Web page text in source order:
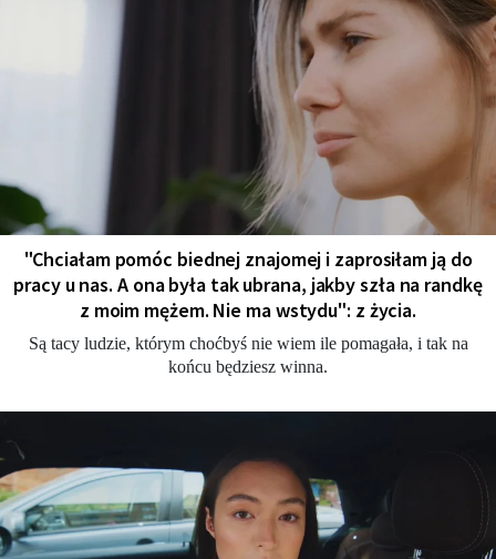
"Chciałam pomóc biednej znajomej i zaprosiłam ją do
pracy u nas. A ona była tak ubrana, jakby szła na randkę
z moim mężem. Nie ma wstydu": z życia.
Są tacy ludzie, którym choćbyś nie wiem ile pomagała, i tak na
końcu będziesz winna.